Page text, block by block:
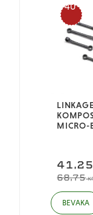
MICRO-
41,25
68,75
40
%